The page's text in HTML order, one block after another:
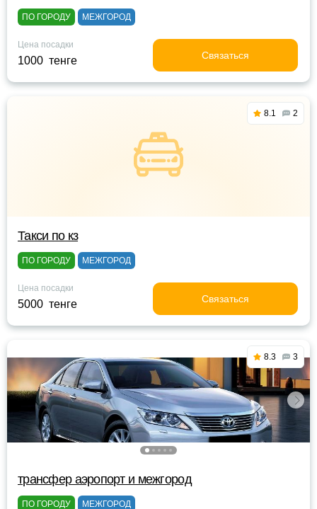
ПО ГОРОДУ МЕЖГОРОД
Цена посадки
1000 тенге Связаться
8.1 2
Такси по кз
ПО ГОРОДУ МЕЖГОРОД
Цена посадки
5000 тенге Связаться
8.3 3
трансфер аэропорт и межгород
ПО ГОРОДУ МЕЖГОРОД